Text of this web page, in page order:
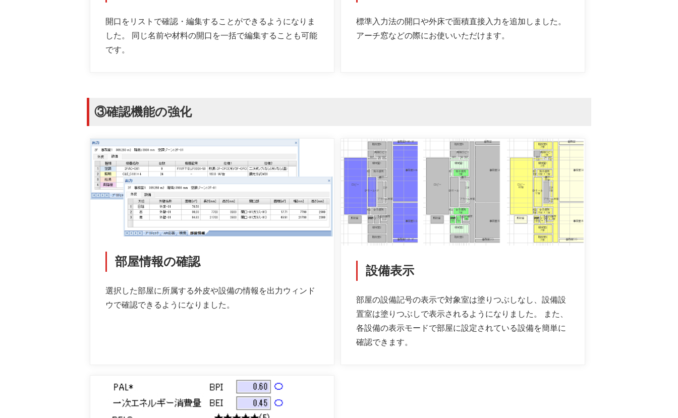
開口をリストで確認・編集することができるようになりま
した。 同じ名前や材料の開口を一括で編集することも可能
です。
標準入力法の開口や外床で面積直接入力を追加しました。
アーチ窓などの際にお使いいただけます。
③確認機能の強化
部屋情報の確認
選択した部屋に所属する外皮や設備の情報を出力ウィンド
ウで確認できるようになりました。
設備表示
部屋の設備記号の表示で対象室は塗りつぶしなし、設備設
置室は塗りつぶしで表示されるようになりました。 また、
各設備の表示モードで部屋に設定されている設備を簡単に
確認できます。